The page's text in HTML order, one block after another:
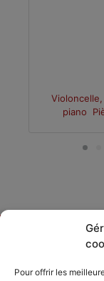
Pour offrir les
Violoncelle,
piano